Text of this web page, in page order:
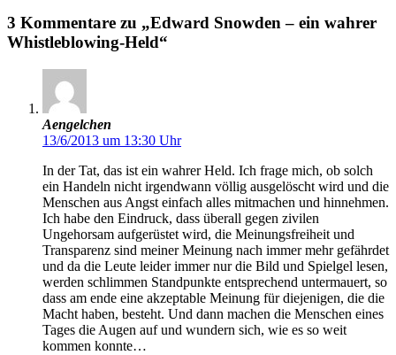
3 Kommentare zu „Edward Snowden – ein wahrer
Whistleblowing-Held“
Aengelchen
13/6/2013 um 13:30 Uhr
In der Tat, das ist ein wahrer Held. Ich frage mich, ob solch
ein Handeln nicht irgendwann völlig ausgelöscht wird und die
Menschen aus Angst einfach alles mitmachen und hinnehmen.
Ich habe den Eindruck, dass überall gegen zivilen
Ungehorsam aufgerüstet wird, die Meinungsfreiheit und
Transparenz sind meiner Meinung nach immer mehr gefährdet
und da die Leute leider immer nur die Bild und Spielgel lesen,
werden schlimmen Standpunkte entsprechend untermauert, so
dass am ende eine akzeptable Meinung für diejenigen, die die
Macht haben, besteht. Und dann machen die Menschen eines
Tages die Augen auf und wundern sich, wie es so weit
kommen konnte…